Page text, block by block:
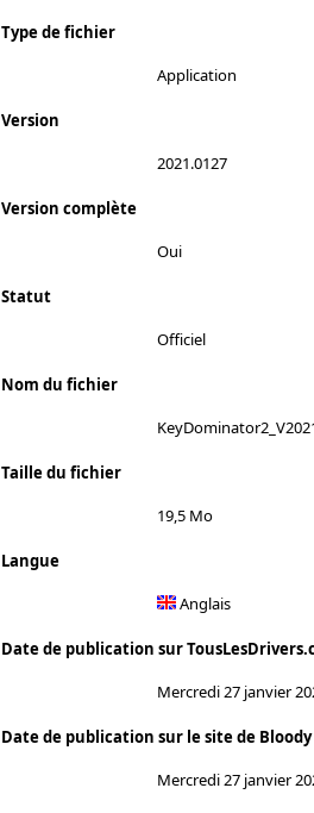
Type de fichier
Application
Version
2021.0127
Version complète
Oui
Statut
Officiel
Nom du fichier
Taille du fichier
19,5 Mo
Langue
Anglais
Date de publication sur
Mercredi 27 janvier
Date de publication sur le site de Bloody
Mercredi 27 janvier